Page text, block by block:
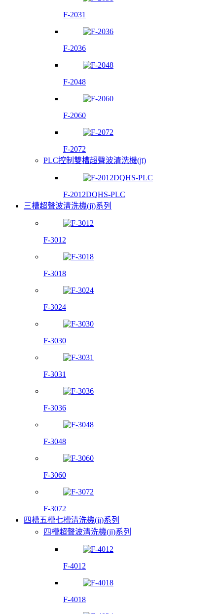
F-2031
F-2036
F-2048
F-2060
F-2072
PLC控制雙槽超聲波清洗機(jī)
F-2012DQHS-PLC
三槽超聲波清洗機(jī)系列
F-3012
F-3018
F-3024
F-3030
F-3031
F-3036
F-3048
F-3060
F-3072
四槽五槽七槽清洗機(jī)系列
四槽超聲波清洗機(jī)系列
F-4012
F-4018